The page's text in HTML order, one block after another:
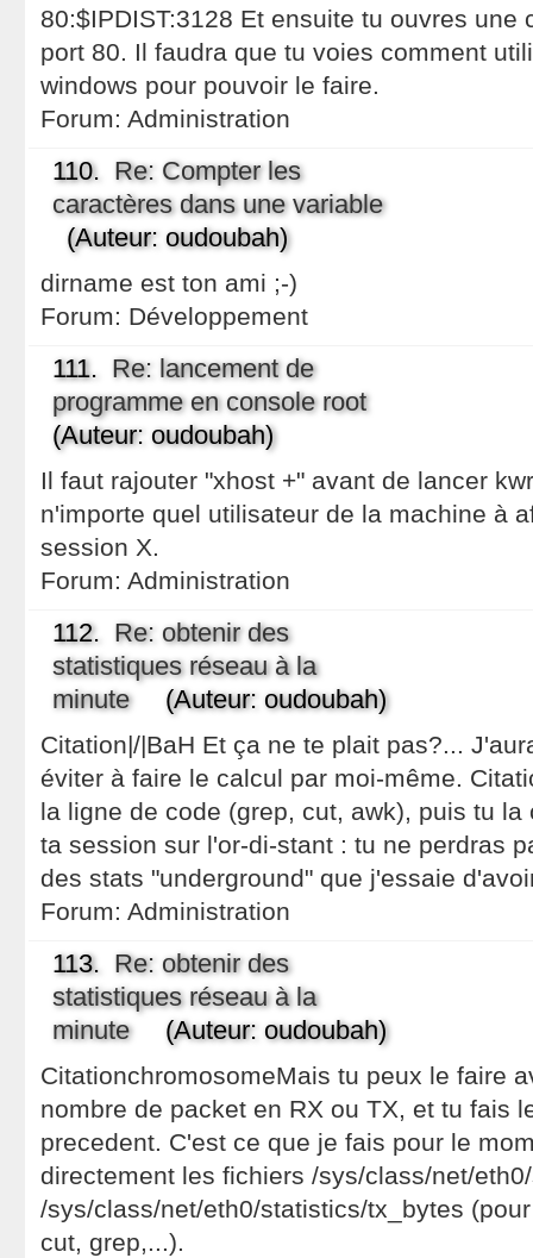
80:$IPDIST:3128 Et ensuite tu ouvres une
port 80. Il faudra que tu voies comment
windows pour pouvoir le faire.
Forum: Administration
110. Re: Compter les
caractères dans une variable
(Auteur: oudoubah)
dirname est ton ami ;-)
Forum: Développement
111. Re: lancement de
programme en console root
(Auteur: oudoubah)
Il faut rajouter "xhost +" avant de lancer
n'importe quel utilisateur de la machine à
session X.
Forum: Administration
112. Re: obtenir des
statistiques réseau à la
minute(Auteur: oudoubah)
Citation|/|BaH Et ça ne te plait pas?...
éviter à faire le calcul par moi-même.
la ligne de code (grep, cut, awk), puis tu
ta session sur l'or-di-stant : tu ne perdras
des stats "underground" que j'essaie
Forum: Administration
113. Re: obtenir des
statistiques réseau à la
minute(Auteur: oudoubah)
CitationchromosomeMais tu peux le faire
nombre de packet en RX ou TX, et tu fais
precedent. C'est ce que je fais pour le
directement les fichiers /sys/class/net/
/sys/class/net/eth0/statistics/tx_bytes
cut, grep,...).